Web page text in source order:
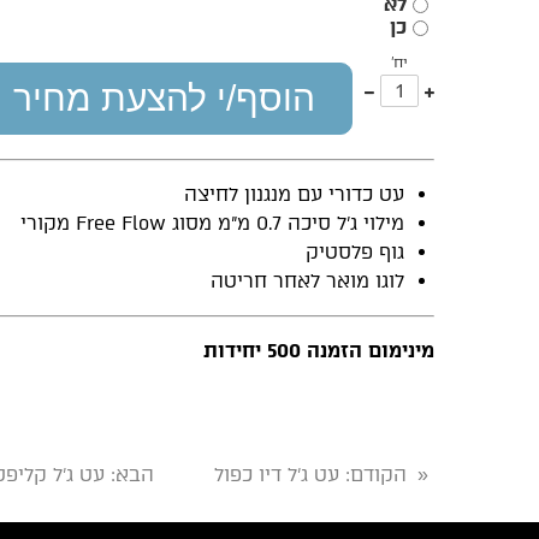
כן
יח'
עוד
אחד
הוסף/י להצעת מחיר
עט כדורי עם מנגנון לחיצה
מילוי ג’ל סיכה 0.7 מ”מ מסוג Free Flow מקורי
גוף פלסטיק
לוגו מואר לאחר חריטה
מינימום הזמנה 500 יחידות
« הקודם: עט ג'ל דיו כפול הבא: עט ג'ל